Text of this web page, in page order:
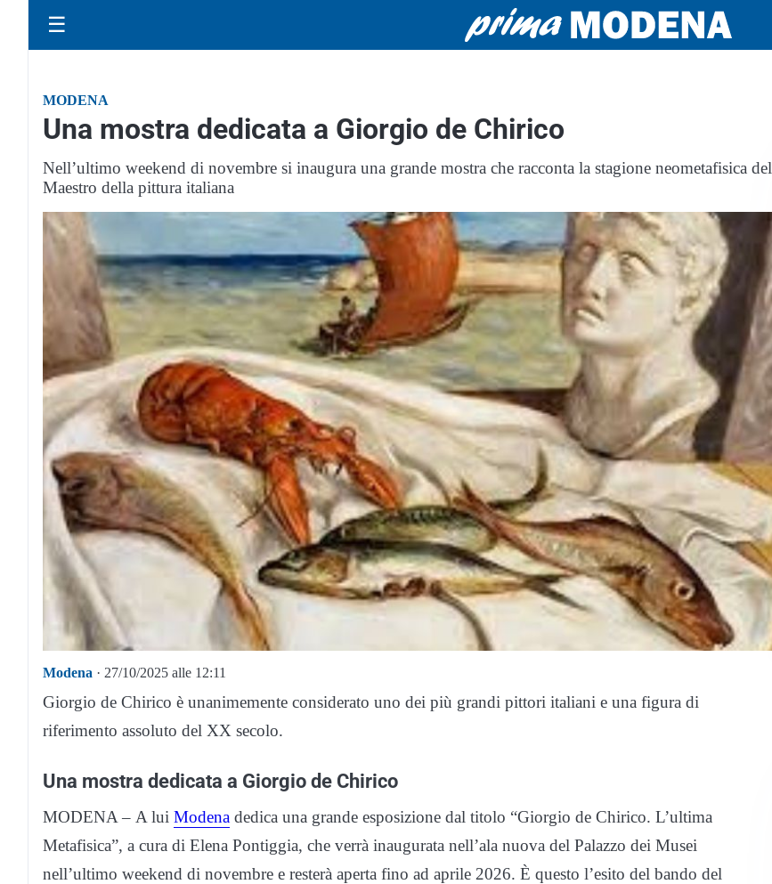
☰
MODENA
Una mostra dedicata a Giorgio de Chirico
Nell’ultimo weekend di novembre si inaugura una grande mostra che racconta la stagione neometafisica del
Maestro della pittura italiana
Modena · 27/10/2025 alle 12:11
Giorgio de Chirico è unanimemente considerato uno dei più grandi pittori italiani e una figura di
riferimento assoluto del XX secolo.
Una mostra dedicata a Giorgio de Chirico
MODENA – A lui Modena dedica una grande esposizione dal titolo “Giorgio de Chirico. L’ultima
Metafisica”, a cura di Elena Pontiggia, che verrà inaugurata nell’ala nuova del Palazzo dei Musei
nell’ultimo weekend di novembre e resterà aperta fino ad aprile 2026. È questo l’esito del bando del